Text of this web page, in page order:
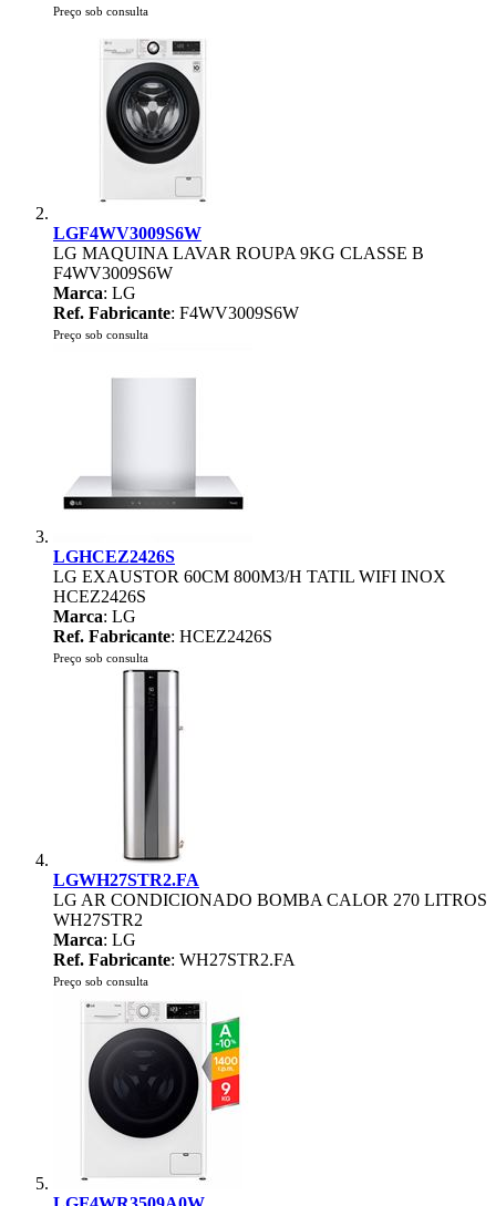
Preço sob consulta
LGF4WV3009S6W
LG MAQUINA LAVAR ROUPA 9KG CLASSE B
F4WV3009S6W
Marca: LG
Ref. Fabricante: F4WV3009S6W
Preço sob consulta
LGHCEZ2426S
LG EXAUSTOR 60CM 800M3/H TATIL WIFI INOX
HCEZ2426S
Marca: LG
Ref. Fabricante: HCEZ2426S
Preço sob consulta
LGWH27STR2.FA
LG AR CONDICIONADO BOMBA CALOR 270 LITROS
WH27STR2
Marca: LG
Ref. Fabricante: WH27STR2.FA
Preço sob consulta